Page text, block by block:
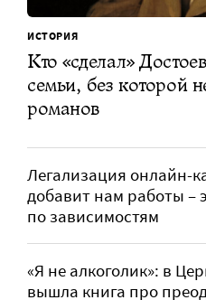
ИСТОРИЯ
Кто «сделал»
семьи, без которой
романов
Легализация онлайн-
добавит нам работы –
по зависимостям
«Я не алкоголик»: в
вышла книга про